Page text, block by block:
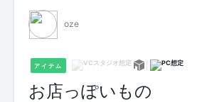
oze
アイテム
お店っぽいもの